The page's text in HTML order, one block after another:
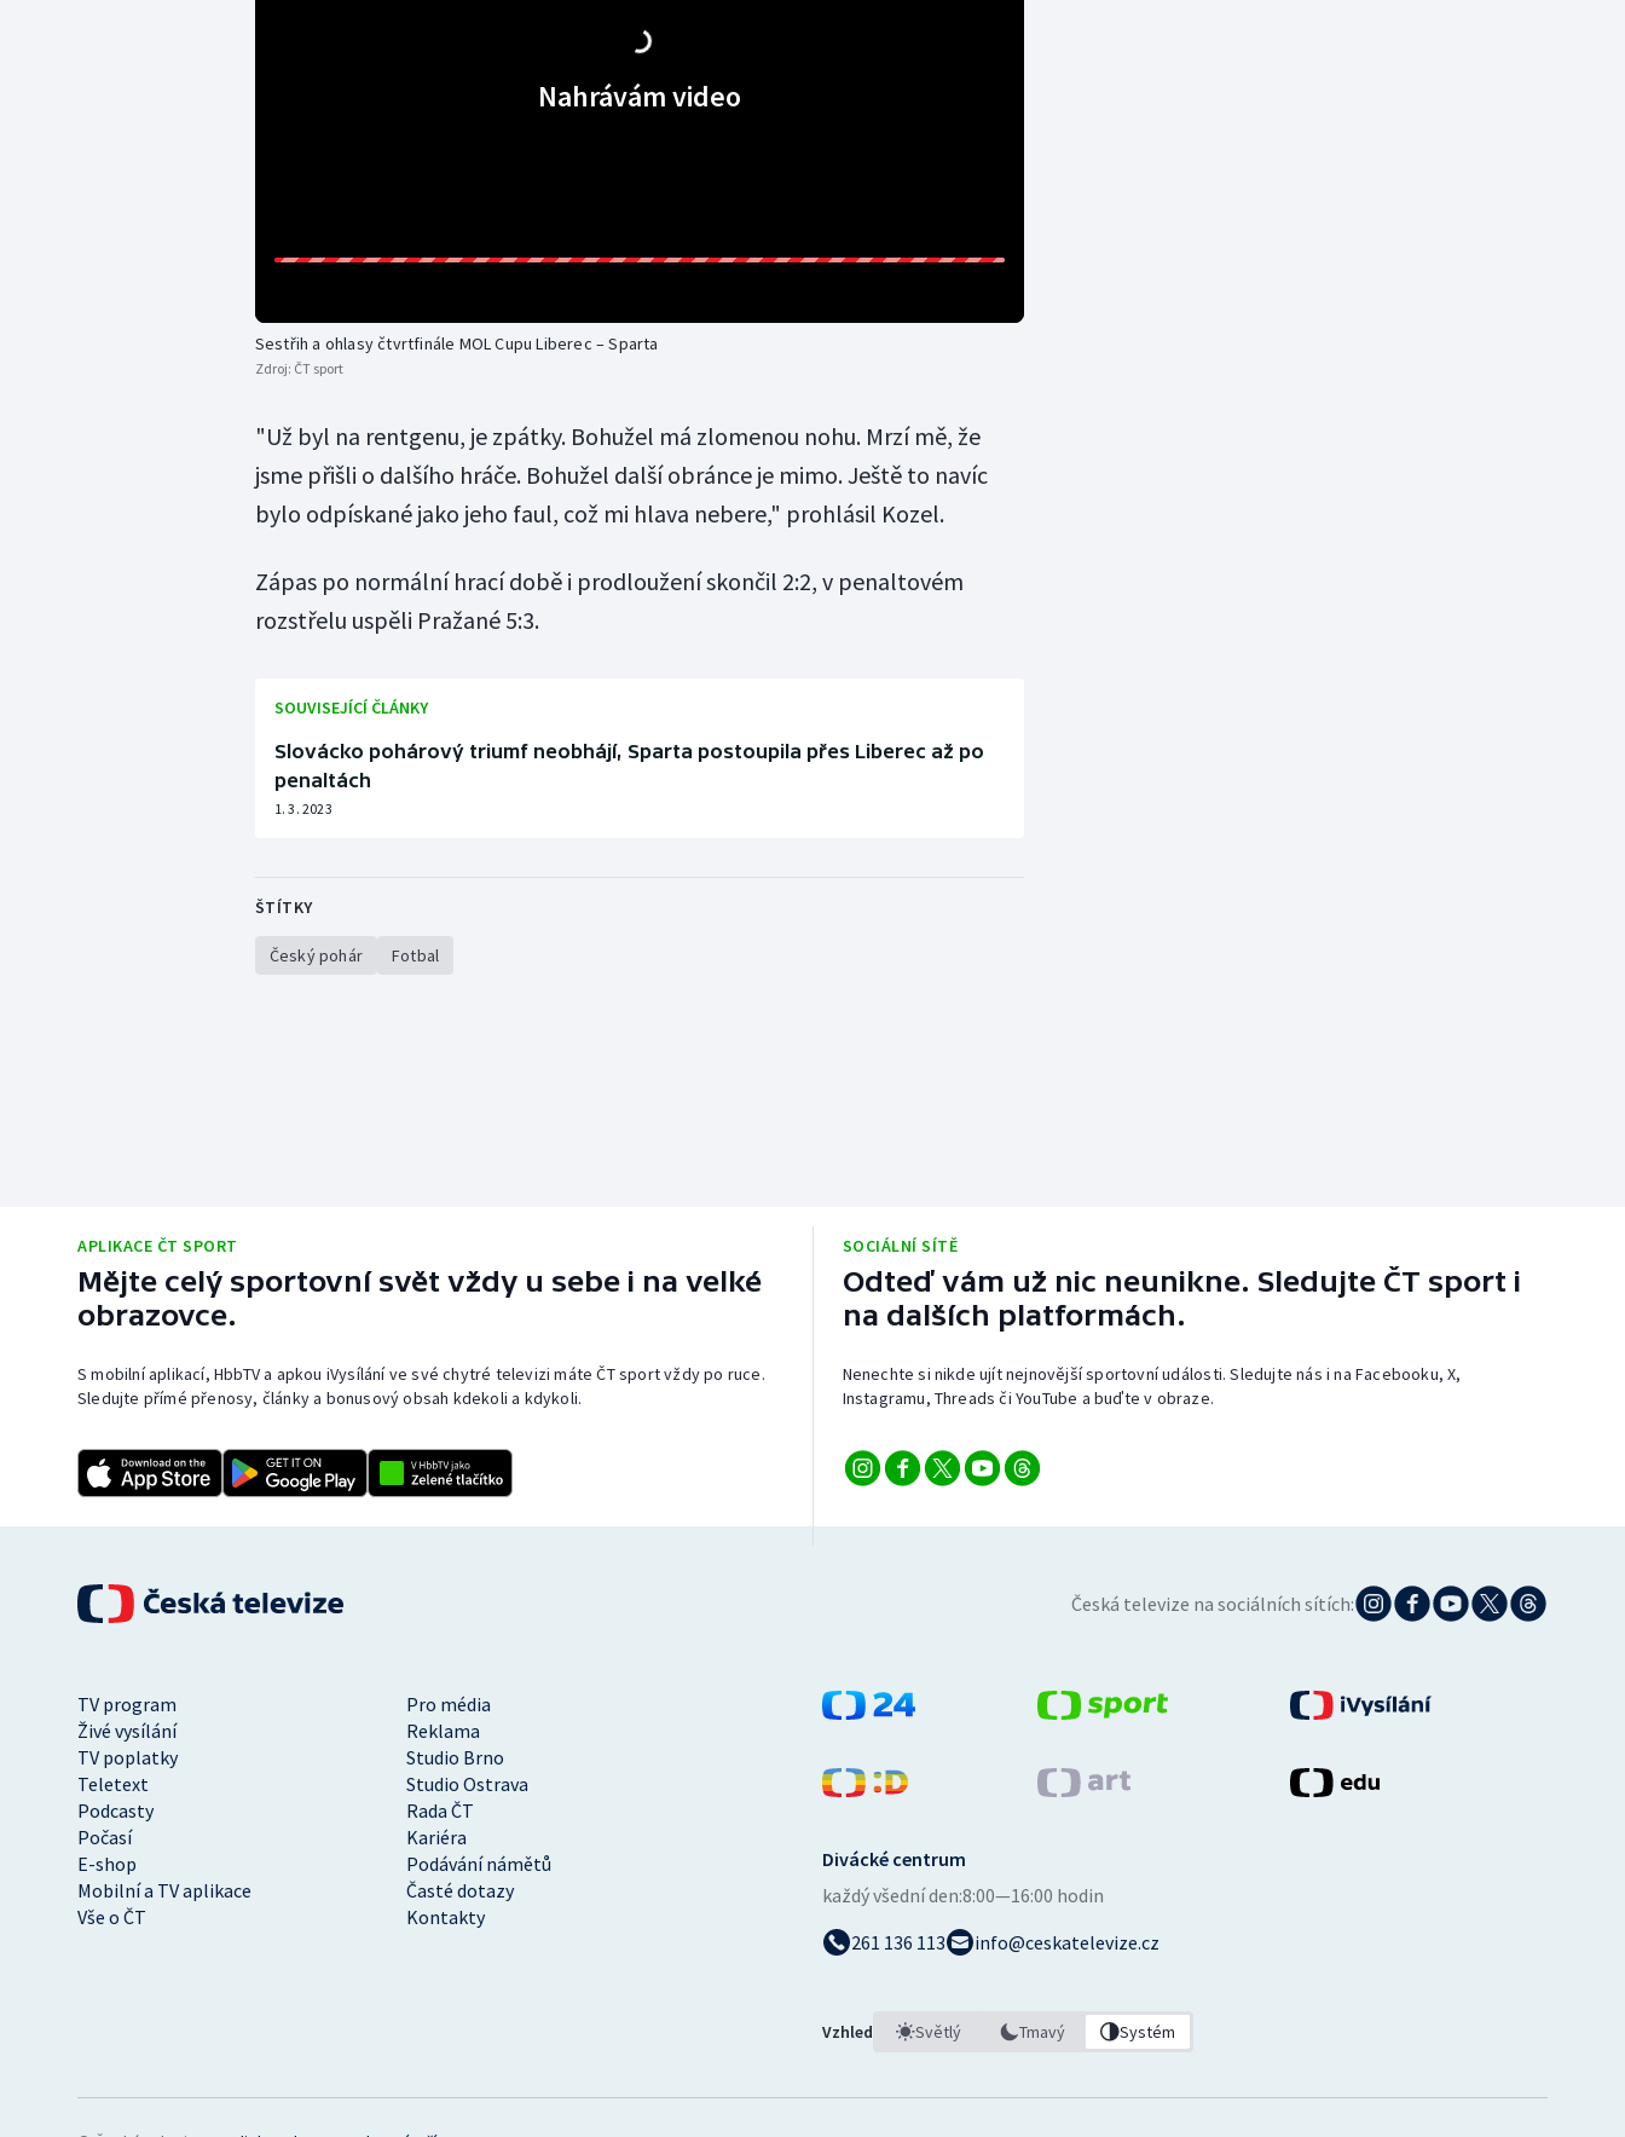
Nahrávám video
Sestřih a ohlasy čtvrtfinále MOL Cupu Liberec – Sparta
Zdroj: ČT sport
"Už byl na rentgenu, je zpátky. Bohužel má zlomenou nohu. Mrzí mě, že
jsme přišli o dalšího hráče. Bohužel další obránce je mimo. Ještě to navíc
bylo odpískané jako jeho faul, což mi hlava nebere," prohlásil Kozel.
Zápas po normální hrací době i prodloužení skončil 2:2, v penaltovém
rozstřelu uspěli Pražané 5:3.
SOUVISEJÍCÍ ČLÁNKY
Slovácko pohárový triumf neobhájí, Sparta postoupila přes Liberec až po
penaltách
1. 3. 2023
ŠTÍTKY
Český pohár Fotbal
APLIKACE ČT SPORT
Mějte celý sportovní svět vždy u sebe i na velké
obrazovce.
S mobilní aplikací, HbbTV a apkou iVysílání ve své chytré televizi máte ČT sport vždy po ruce.
Sledujte přímé přenosy, články a bonusový obsah kdekoli a kdykoli.
SOCIÁLNÍ SÍTĚ
Odteď vám už nic neunikne. Sledujte ČT sport i
na dalších platformách.
Nenechte si nikde ujít nejnovější sportovní události. Sledujte nás i na Facebooku, X,
Instagramu, Threads či YouTube a buďte v obraze.
Česká televize na sociálních sítích:
TV program
Pro média
Živé vysílání
Reklama
TV poplatky
Studio Brno
Teletext
Studio Ostrava
Podcasty
Rada ČT
Počasí
Kariéra
E-shop
Podávání námětů
Mobilní a TV aplikace
Časté dotazy
Vše o ČT
Kontakty
Divácké centrum
každý všední den:8:00—16:00 hodin
261 136 113
info@ceskatelevize.cz
Vzhled Světlý Tmavý Systém